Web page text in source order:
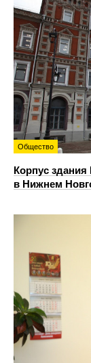
Общество
Корпус
в Нижнем